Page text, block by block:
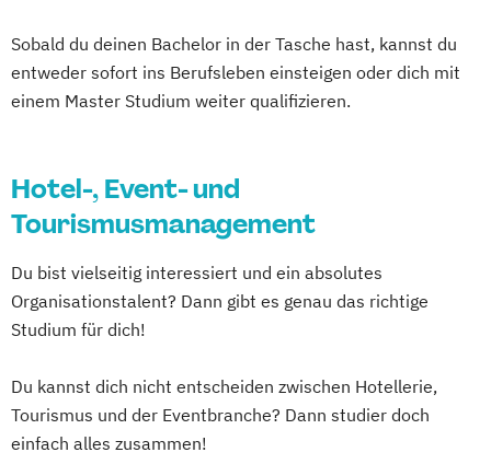
Sobald du deinen Bachelor in der Tasche hast, kannst du
entweder sofort ins Berufsleben einsteigen oder dich mit
einem Master Studium weiter qualifizieren.
Hotel-, Event- und
Tourismusmanagement
Du bist vielseitig interessiert und ein absolutes
Organisationstalent? Dann gibt es genau das richtige
Studium für dich!
Du kannst dich nicht entscheiden zwischen Hotellerie,
Tourismus und der Eventbranche? Dann studier doch
einfach alles zusammen!